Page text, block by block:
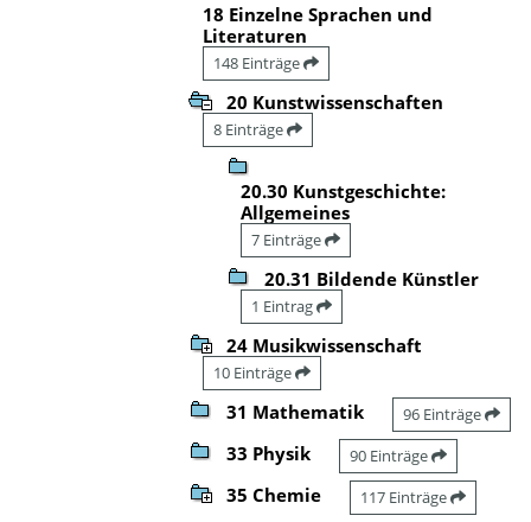
18 Einzelne Sprachen und
Literaturen
148 Einträge
20 Kunstwissenschaften
8 Einträge
20.30 Kunstgeschichte:
Allgemeines
7 Einträge
20.31 Bildende Künstler
1 Eintrag
24 Musikwissenschaft
10 Einträge
31 Mathematik 96 Einträge
33 Physik 90 Einträge
35 Chemie 117 Einträge